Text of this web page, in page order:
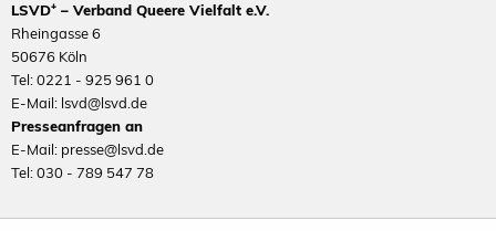
LSVD⁺ – Verband Queere Vielfalt e.V.
Rheingasse 6
50676 Köln
Tel: 0221 - 925 961 0
E-Mail: lsvd@lsvd.de
Presseanfragen an
E-Mail: presse@lsvd.de
Tel: 030 - 789 547 78